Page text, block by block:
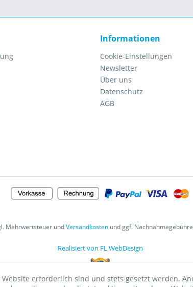
Informationen
Cookie-Einstellungen
Newsletter
Über uns
Datenschutz
AGB
Mehrwertsteuer undVersandkosten und ggf.
Realisiert von FL WebDesign
erforderlich sind und stets gesetzt werden.